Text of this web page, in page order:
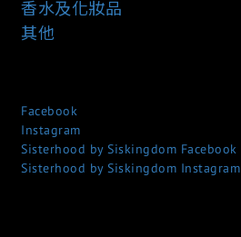
香水及化妝品
其他
Facebook
Instagram
Sisterhood by Siskingdom Facebook
Sisterhood by Siskingdom Instagram